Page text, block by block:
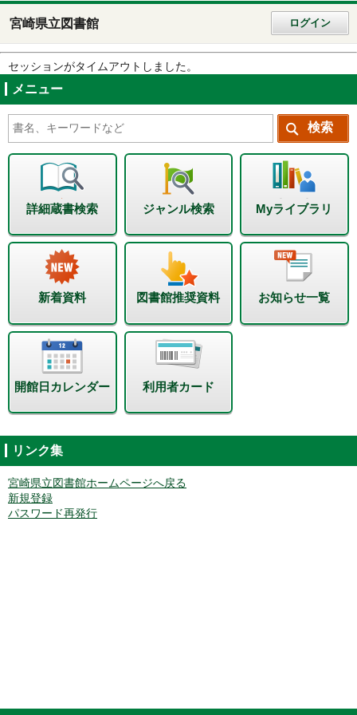
宮崎県立図書館 ログイン
セッションがタイムアウトしました。
メニュー
詳細蔵書検索 ジャンル検索 Myライブラリ
新着資料 図書館推奨資料 お知らせ一覧
開館日カレンダー 利用者カード
リンク集
宮崎県立図書館ホームページへ戻る
新規登録
パスワード再発行